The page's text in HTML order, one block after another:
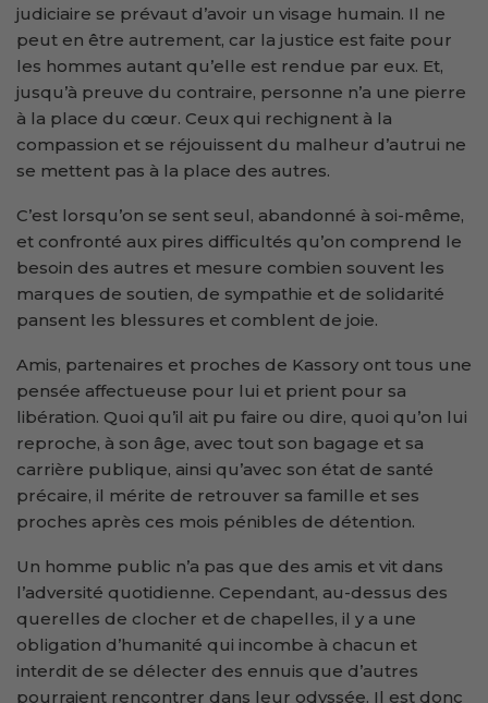
judiciaire se prévaut d’avoir un visage humain. Il ne
peut en être autrement, car la justice est faite pour
les hommes autant qu’elle est rendue par eux. Et,
jusqu’à preuve du contraire, personne n’a une pierre
à la place du cœur. Ceux qui rechignent à la
compassion et se réjouissent du malheur d’autrui ne
se mettent pas à la place des autres.
C’est lorsqu’on se sent seul, abandonné à soi-même,
et confronté aux pires difficultés qu’on comprend le
besoin des autres et mesure combien souvent les
marques de soutien, de sympathie et de solidarité
pansent les blessures et comblent de joie.
Amis, partenaires et proches de Kassory ont tous une
pensée affectueuse pour lui et prient pour sa
libération. Quoi qu’il ait pu faire ou dire, quoi qu’on lui
reproche, à son âge, avec tout son bagage et sa
carrière publique, ainsi qu’avec son état de santé
précaire, il mérite de retrouver sa famille et ses
proches après ces mois pénibles de détention.
Un homme public n’a pas que des amis et vit dans
l’adversité quotidienne. Cependant, au-dessus des
querelles de clocher et de chapelles, il y a une
obligation d’humanité qui incombe à chacun et
interdit de se délecter des ennuis que d’autres
pourraient rencontrer dans leur odyssée. Il est donc